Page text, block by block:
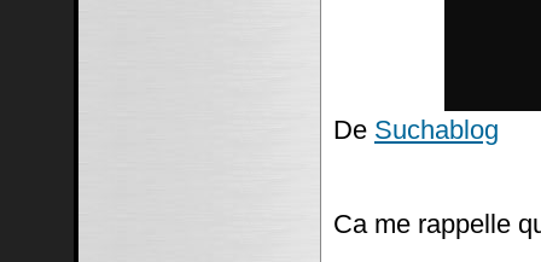
De Suchablog
Ca me rappelle